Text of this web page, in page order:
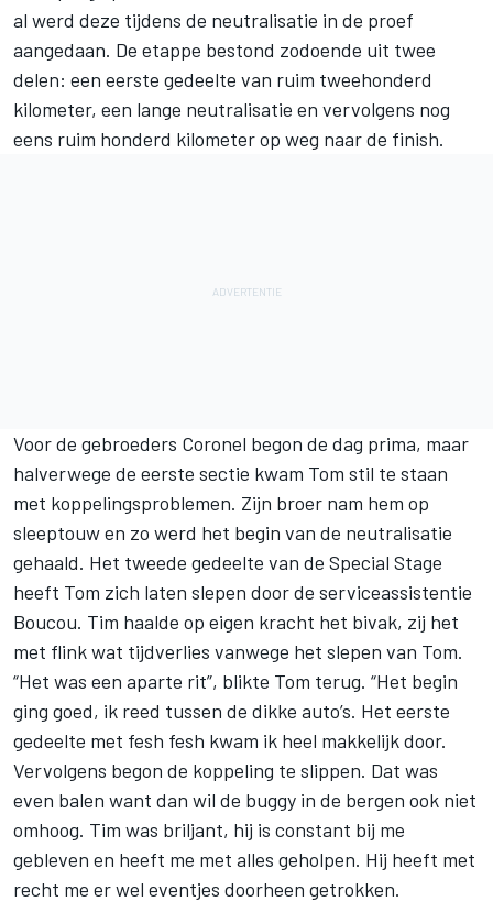
al werd deze tijdens de neutralisatie in de proef
aangedaan. De etappe bestond zodoende uit twee
delen: een eerste gedeelte van ruim tweehonderd
kilometer, een lange neutralisatie en vervolgens nog
eens ruim honderd kilometer op weg naar de finish.
Voor de gebroeders Coronel begon de dag prima, maar
halverwege de eerste sectie kwam Tom stil te staan
met koppelingsproblemen. Zijn broer nam hem op
sleeptouw en zo werd het begin van de neutralisatie
gehaald. Het tweede gedeelte van de Special Stage
heeft Tom zich laten slepen door de serviceassistentie
Boucou. Tim haalde op eigen kracht het bivak, zij het
met flink wat tijdverlies vanwege het slepen van Tom.
“Het was een aparte rit”, blikte Tom terug. “Het begin
ging goed, ik reed tussen de dikke auto’s. Het eerste
gedeelte met fesh fesh kwam ik heel makkelijk door.
Vervolgens begon de koppeling te slippen. Dat was
even balen want dan wil de buggy in de bergen ook niet
omhoog. Tim was briljant, hij is constant bij me
gebleven en heeft me met alles geholpen. Hij heeft met
recht me er wel eventjes doorheen getrokken.